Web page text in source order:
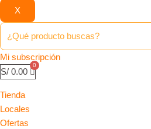
X
Mi subscripción
S/ 0.00
Tienda
Locales
Ofertas